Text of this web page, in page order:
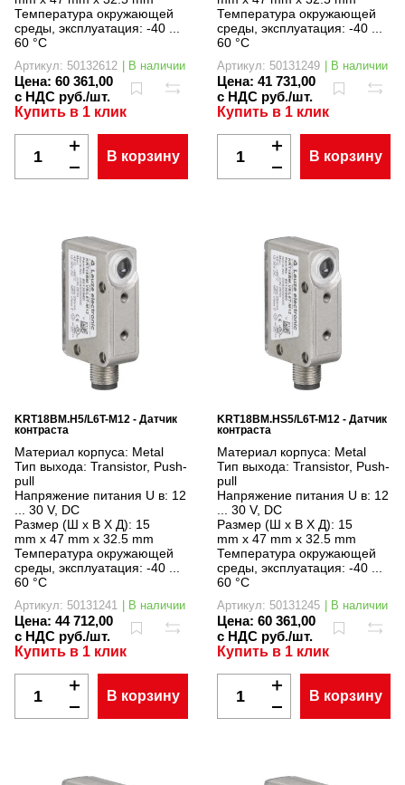
Температура окружающей
среды, эксплуатация: -40 ...
60 °C
Артикул: 50132612 | В наличии
Цена: 60 361,00
с НДС руб./шт.
Купить в 1 клик
В корзину
Температура окружающей
среды, эксплуатация: -40 ...
60 °C
Артикул: 50131249 | В наличии
Цена: 41 731,00
с НДС руб./шт.
Купить в 1 клик
В корзину
KRT18BM.H5/L6T-M12 - Датчик
контраста
Материал корпуса: Metal
Тип выхода: Transistor, Push-
pull
Напряжение питания U в: 12
... 30 V, DC
Размер (Ш x В X Д): 15
mm x 47 mm x 32.5 mm
Температура окружающей
среды, эксплуатация: -40 ...
60 °C
Артикул: 50131241 | В наличии
Цена: 44 712,00
с НДС руб./шт.
Купить в 1 клик
В корзину
KRT18BM.HS5/L6T-M12 - Датчик
контраста
Материал корпуса: Metal
Тип выхода: Transistor, Push-
pull
Напряжение питания U в: 12
... 30 V, DC
Размер (Ш x В X Д): 15
mm x 47 mm x 32.5 mm
Температура окружающей
среды, эксплуатация: -40 ...
60 °C
Артикул: 50131245 | В наличии
Цена: 60 361,00
с НДС руб./шт.
Купить в 1 клик
В корзину